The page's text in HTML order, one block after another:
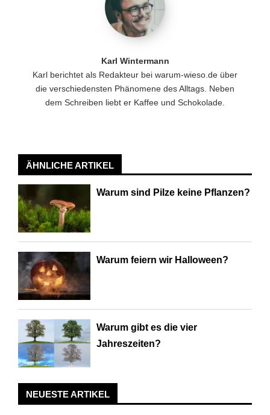
Karl Wintermann
Karl berichtet als Redakteur bei warum-wieso.de über
die verschiedensten Phänomene des Alltags. Neben
dem Schreiben liebt er Kaffee und Schokolade.
ÄHNLICHE ARTIKEL
Warum sind Pilze keine Pflanzen?
Warum feiern wir Halloween?
Warum gibt es die vier
Jahreszeiten?
NEUESTE ARTIKEL